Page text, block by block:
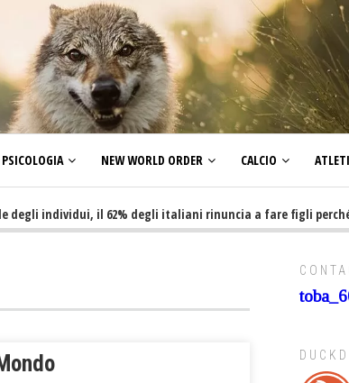
PSICOLOGIA NEW WORLD ORDER CALCIO
il 62% degli italiani rinuncia a fare figli perché costa